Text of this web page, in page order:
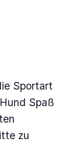
Sportart
Spaß
zu